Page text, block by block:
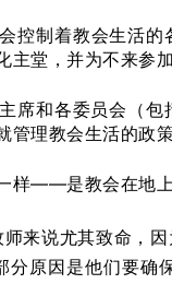
控制着教会生活
堂，并为不来参
席和各委员会（
理教会生活的政策
——是教会在地上
来说尤其致命，
原因是他们要确